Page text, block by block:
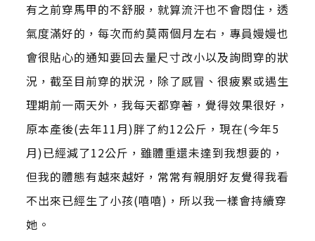
有之前穿馬甲的不舒服，就算流汗也不會悶住，透
氣度滿好的，每次而約莫兩個月左右，專員嫚嫚也
會很貼心的通知要回去量尺寸改小以及詢問穿的狀
況，截至目前穿的狀況，除了感冒、很疲累或遇生
理期前一兩天外，我每天都穿著，覺得效果很好，
原本產後(去年11月)胖了約12公斤，現在(今年5
月)已經減了12公斤，雖體重還未達到我想要的，
但我的體態有越來越好，常常有親朋好友覺得我看
不出來已經生了小孩(嘻嘻)，所以我一樣會持續穿
她。